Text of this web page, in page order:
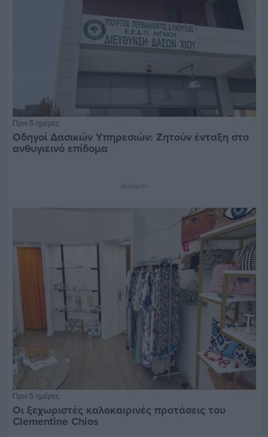
Πριν 5 ημέρες
Οδηγοί Δασικών Υπηρεσιών: Ζητούν ένταξη στο
ανθυγιεινό επίδομα
Διαφήμιση
Πριν 5 ημέρες
Οι ξεχωριστές καλοκαιρινές προτάσεις του
Clementine Chios